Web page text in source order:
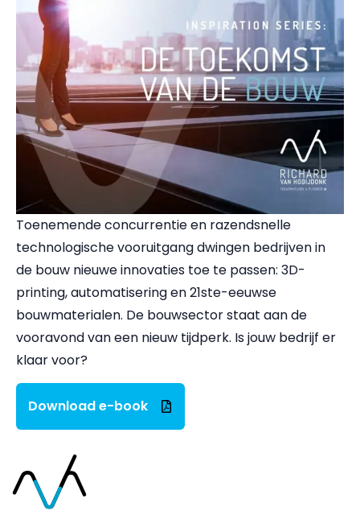
Toenemende concurrentie en razendsnelle
technologische vooruitgang dwingen bedrijven in
de bouw nieuwe innovaties toe te passen: 3D-
printing, automatisering en 21ste-eeuwse
bouwmaterialen. De bouwsector staat aan de
vooravond van een nieuw tijdperk. Is jouw bedrijf er
klaar voor?
Download e-book